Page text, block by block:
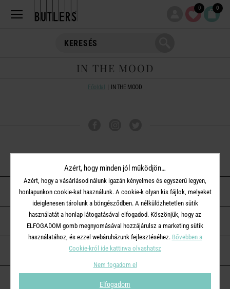
0 0
IN THE MOOD
Főoldal IN THE MOOD
ÜGYFÉLSZOLGÁLAT
A BUTLERS-RŐL
KAPCSOLAT
Azért, hogy minden jól működjön…
Azért, hogy a vásárlásod nálunk igazán kényelmes és egyszerű legyen,
honlapunkon cookie-kat használunk. A cookie-k olyan kis fájlok, melyeket
ideiglenesen tárolunk a böngésződben. A nélkülözhetetlen sütik
használatát a honlap látogatásával elfogadod. Köszönjük, hogy az
ELFOGADOM gomb megnyomásával hozzájárulsz a marketing sütik
használatához, és ezzel webáruházunk fejlesztéséhez. Bővebben a
Cookie-król ide kattinva olvashatsz
Nem fogadom el
Elfogadom